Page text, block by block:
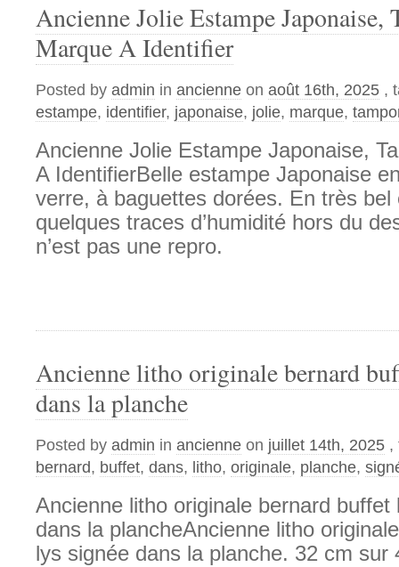
Ancienne Jolie Estampe Japonaise,
Marque A Identifier
Posted by admin in ancienne on août 16th, 2025 ,
estampe, identifier, japonaise, jolie, marque,
Ancienne Jolie Estampe Japonaise,
A IdentifierBelle estampe Japonaise
verre, à baguettes dorées. En très bel
quelques traces d’humidité hors du
n’est pas une repro.
Ancienne litho originale bernard
dans la planche
Posted by admin in ancienne on juillet 14th, 2025 ,
bernard, buffet, dans, litho, originale, planche,
Ancienne litho originale bernard buffet
dans la plancheAncienne litho
lys signée dans la planche. 32 cm sur